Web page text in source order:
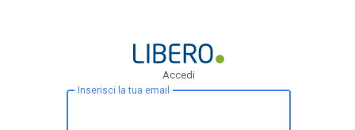
Accedi
Inserisci la tua email